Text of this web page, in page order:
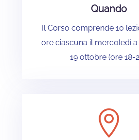
Quando
Il Corso comprende 10
ore ciascuna il mercoledì
19 ottobre (ore 18-
